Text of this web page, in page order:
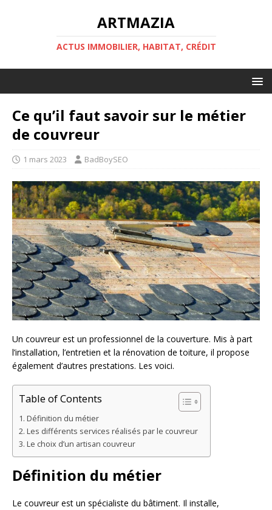
ARTMAZIA
ACTUS IMMOBILIER, HABITAT, CRÉDIT
Ce qu’il faut savoir sur le métier
de couvreur
1 mars 2023 BadBoySEO
Un couvreur est un professionnel de la couverture. Mis à part
l’installation, l’entretien et la rénovation de toiture, il propose
également d’autres prestations. Les voici.
Table of Contents
Définition du métier
Les différents services réalisés par le couvreur
Le choix d’un artisan couvreur
Définition du métier
Le couvreur est un spécialiste du bâtiment. Il installe,